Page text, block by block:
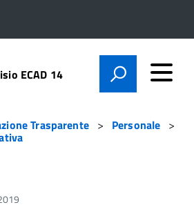
ECAD 14
Trasparente Personale